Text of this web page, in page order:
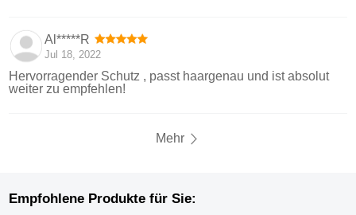
Al*****R
Jul 18, 2022
Hervorragender Schutz , passt haargenau und ist absolut
weiter zu empfehlen!
Mehr
Empfohlene Produkte für Sie: